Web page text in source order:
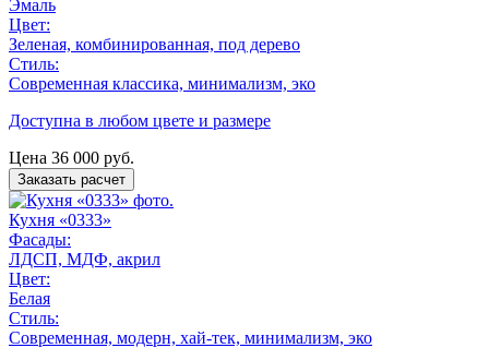
Эмаль
Цвет:
Зеленая, комбинированная, под дерево
Стиль:
Современная классика, минимализм, эко
Доступна в любом цвете и размере
Цена 36 000 руб.
Заказать расчет
Кухня «0333»
Фасады:
ЛДСП, МДФ, акрил
Цвет:
Белая
Стиль:
Современная, модерн, хай-тек, минимализм, эко